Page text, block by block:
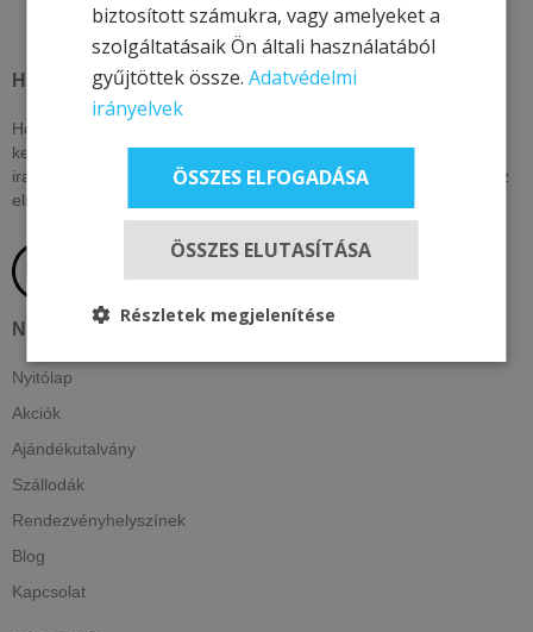
HOTEL & MORE HOTELS
Hotel & More szállodái ezen az oldalon csak itt elérhető, exkluzív
kedvezményeket kínálnak. Nézzen vissza akár naponta, vagy
iratkozzon fel hírlevelünkre, lájkolja közösségi oldalainkat, hogy az
elsők között értesüljön kizárólagos és egyedi ajánlatainkról!
NAVIGÁCIÓ
Nyitólap
Akciók
Ajándékutalvány
Szállodák
Rendezvényhelyszínek
Blog
Kapcsolat
biztosított számukra, vagy amelyeket a
szolgáltatásaik Ön általi használatából
gyűjtöttek össze.Adatvédelmi
irányelvek
ÖSSZES ELFOGADÁSA
ÖSSZES ELUTASÍTÁSA
Részletek megjelenítése